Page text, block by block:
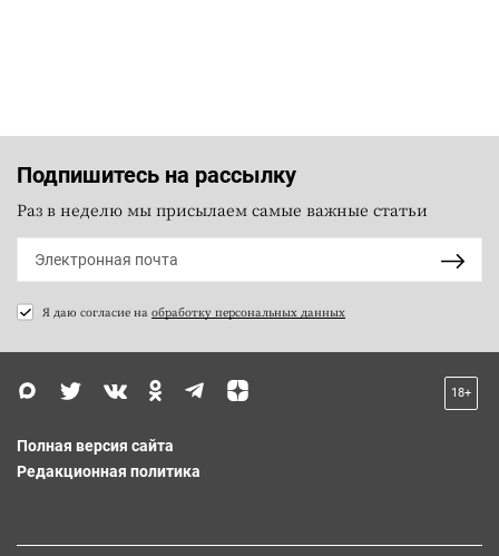
Подпишитесь на рассылку
Раз в неделю мы присылаем самые важные статьи
Я даю согласие на обработку персональных данных
18+
Полная версия сайта
Редакционная политика